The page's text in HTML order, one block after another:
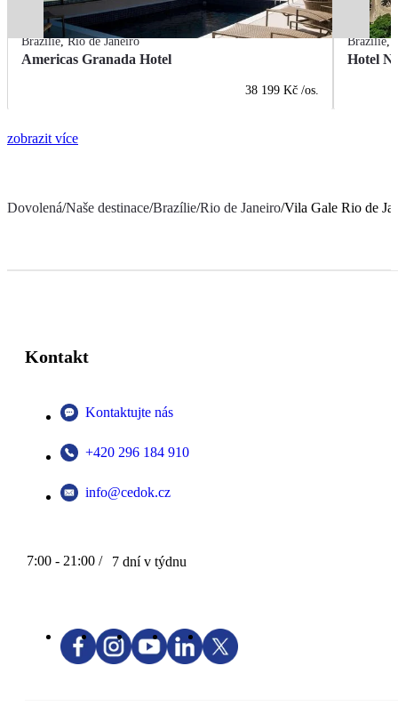
Brazílie,Rio de Janeiro
Americas Granada Hotel
38 199 Kč /os.
Brazílie,
Hotel
zobrazit více
Dovolená/Naše destinace/Brazílie/Rio de Janeiro/Vila Gale Rio de
Kontakt
Kontaktujte nás
+420 296 184 910
info@cedok.cz
7:00 - 21:00 / 7 dní v týdnu